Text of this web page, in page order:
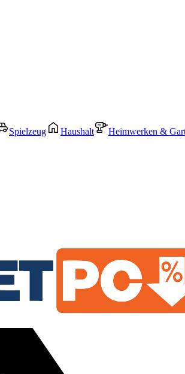
Spielzeug Haushalt Heimwerken &